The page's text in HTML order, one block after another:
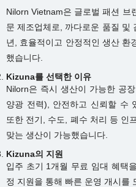
Nilorn Vietnam은 글로벌 패션 브
문 제조업체로, 까다로운 품질 및
년, 효율적이고 안정적인 생산 환
했습니다.
Kizuna를 선택한 이유
Nilorn은 즉시 생산이 가능한 공
양광 전력), 안전하고 신뢰할 수
또한 전기, 수도, 폐수 처리 등 인
맞는 생산이 가능했습니다.
Kizuna의 지원
입주 초기 1개월 무료 임대 혜택
정 지원을 통해 빠른 운영 개시를